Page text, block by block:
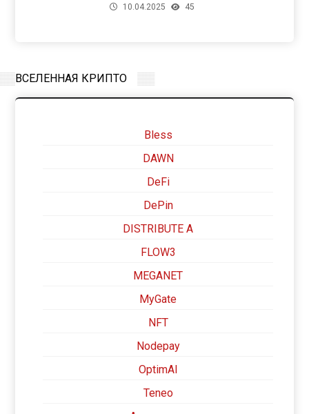
криптомайнинга
10.04.2025 45
ВСЕЛЕННАЯ КРИПТО
Bless
DAWN
DeFi
DePin
DISTRIBUTE A
FLOW3
MEGANET
MyGate
NFT
Nodepay
OptimAI
Teneo